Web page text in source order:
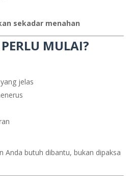
sekadar menahan
MULAI?
jelas
Anda butuh dibantu, bukan dipaksa